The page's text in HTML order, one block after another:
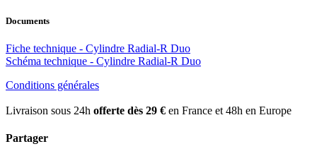
Documents
Fiche technique - Cylindre Radial-R Duo
Schéma technique - Cylindre Radial-R Duo
Conditions générales
Livraison sous 24h offerte dès 29 € en France et 48h en Europe
Partager